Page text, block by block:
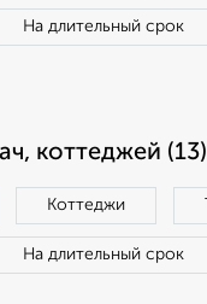
На длительный срок
коттеджей (13)
Коттеджи
На длительный срок